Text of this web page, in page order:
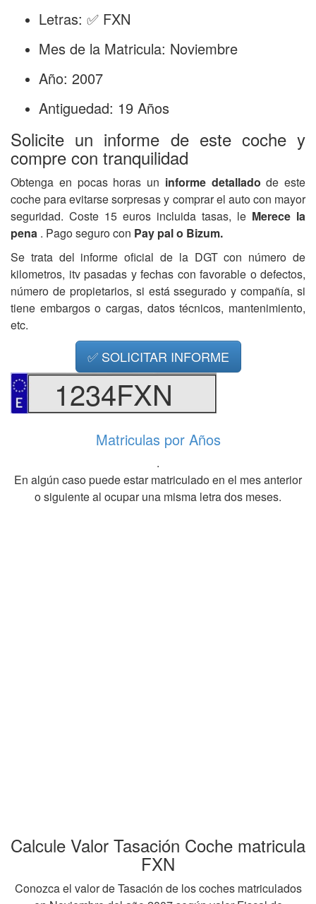
Letras: ✅ FXN
Mes de la Matricula: Noviembre
Año: 2007
Antiguedad: 19 Años
Solicite un informe de este coche y
compre con tranquilidad
Obtenga en pocas horas un informe detalladode este
coche para evitarse sorpresas y comprar el auto con mayor
seguridad. Coste 15 euros incluida tasas, le Merece la
pena . Pago seguro con Pay pal o Bizum.
Se trata del informe oficial de la DGT con número de
kilometros, itv pasadas y fechas con favorable o defectos,
número de propietarios, si está ssegurado y compañía, si
tiene embargos o cargas, datos técnicos, mantenimiento,
etc.
✅ SOLICITAR INFORME
1234FXN
Matriculas por Años
.
En algún caso puede estar matriculado en el mes anterior
o siguiente al ocupar una misma letra dos meses.
Calcule Valor Tasación Coche matricula
FXN
Conozca el valor de Tasación de los coches matriculados